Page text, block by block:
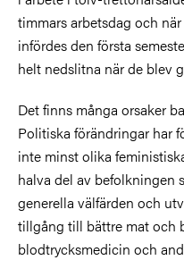
timmars arbetsdag och
infördes den första
helt nedslitna när de blev
Det finns många orsaker
Politiska förändringar har
inte minst olika
halva del av befolkningen
generella välfärden och
tillgång till bättre mat och
blodtrycksmedicin och